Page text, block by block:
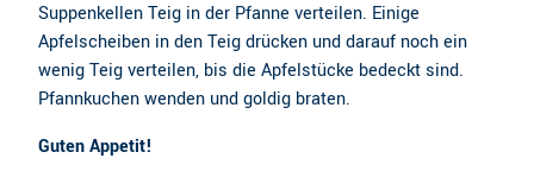
Suppenkellen Teig in der Pfanne verteilen. Einige
Apfelscheiben in den Teig drücken und darauf noch ein
wenig Teig verteilen, bis die Apfelstücke bedeckt sind.
Pfannkuchen wenden und goldig braten.
Guten Appetit!